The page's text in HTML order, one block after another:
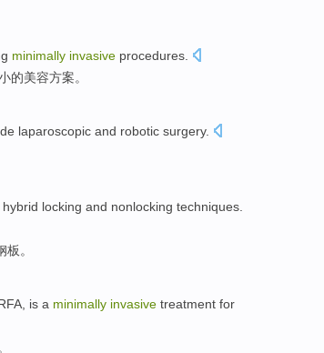
minimally invasive procedures.
的美容方案。
laparoscopic and robotic surgery.
hybrid locking and nonlocking techniques
板 。
is a minimally invasive treatment for
。